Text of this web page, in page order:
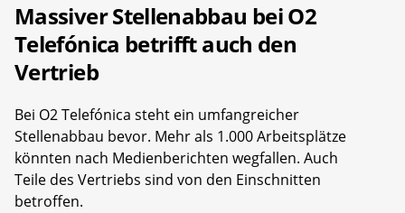
Massiver Stellenabbau bei O2
Telefónica betrifft auch den
Vertrieb
Bei O2 Telefónica steht ein umfangreicher
Stellenabbau bevor. Mehr als 1.000 Arbeitsplätze
könnten nach Medienberichten wegfallen. Auch
Teile des Vertriebs sind von den Einschnitten
betroffen.